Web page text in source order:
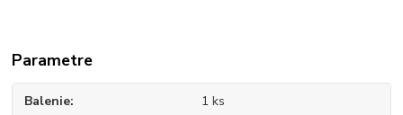
Parametre
Balenie 1 ks